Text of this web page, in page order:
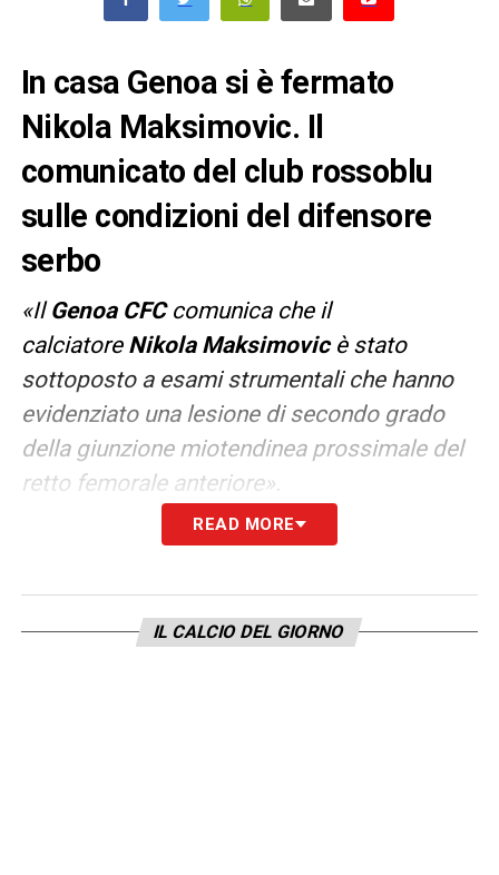
In casa Genoa si è fermato
Nikola Maksimovic. Il
comunicato del club rossoblu
sulle condizioni del difensore
serbo
«IlGenoa CFCcomunica che il
calciatore Nikola Maksimovicè stato
sottoposto a esami strumentali che hanno
evidenziato una lesione di secondo grado
della giunzione miotendinea prossimale del
retto femorale anteriore».
Per il serbo si prevedono due mesi lontano
LA PLAYLIST DELLE NOSTRE TOP NEWS
READ MORE
IL CALCIO DEL GIORNO